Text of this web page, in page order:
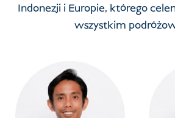
Indonezji i Europie, którego
wszystkim